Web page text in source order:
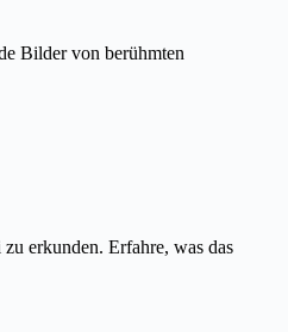
Bilder von berühmten
erkunden. Erfahre, was das